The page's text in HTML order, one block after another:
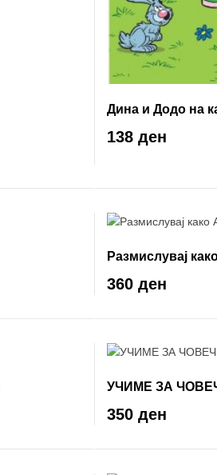
Дина и Додо на
138 ден
Размислувај
360 ден
УЧИМЕ ЗА
350 ден